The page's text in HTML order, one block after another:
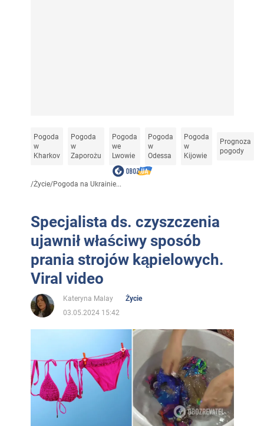
Pogoda
w
Kharkov
Pogoda
w
Zaporożu
Pogoda
we
Lwowie
Pogoda
w
Odessa
Pogoda
w
Kijowie
Prognoza
pogody
/Życie/Pogoda na Ukrainie...
Specjalista ds. czyszczenia
ujawnił właściwy sposób
prania strojów kąpielowych.
Viral video
Kateryna Malay
Życie
03.05.2024 15:42